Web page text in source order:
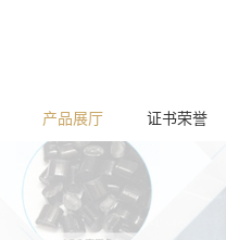
产品展厅 证书荣誉